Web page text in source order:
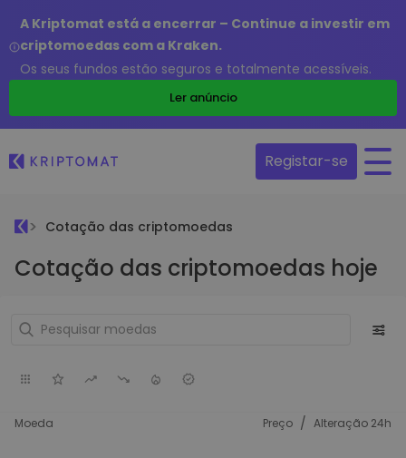
A Kriptomat está a encerrar – Continue a investir em
criptomoedas com a Kraken.
Os seus fundos estão seguros e totalmente acessíveis.
Ler anúncio
Registar-se
Cotação das criptomoedas
Cotação das criptomoedas hoje
Moeda Preço / Alteração 24h